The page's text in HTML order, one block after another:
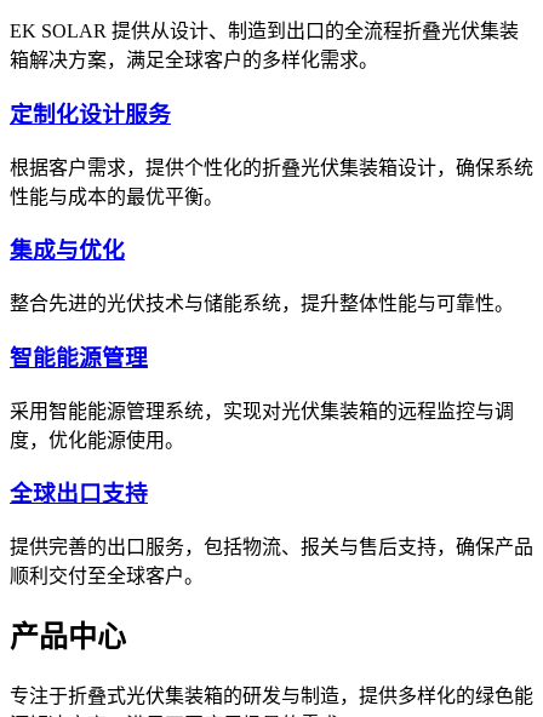
EK SOLAR 提供从设计、制造到出口的全流程折叠光伏集装
箱解决方案，满足全球客户的多样化需求。
定制化设计服务
根据客户需求，提供个性化的折叠光伏集装箱设计，确保系统
性能与成本的最优平衡。
集成与优化
整合先进的光伏技术与储能系统，提升整体性能与可靠性。
智能能源管理
采用智能能源管理系统，实现对光伏集装箱的远程监控与调
度，优化能源使用。
全球出口支持
提供完善的出口服务，包括物流、报关与售后支持，确保产品
顺利交付至全球客户。
产品中心
专注于折叠式光伏集装箱的研发与制造，提供多样化的绿色能